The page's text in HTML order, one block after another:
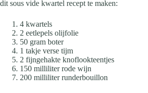
dit sous vide kwartel recept te maken:
4 kwartels
2 eetlepels olijfolie
50 gram boter
1 takje verse tijm
2 fijngehakte knoflookteentjes
150 milliliter rode wijn
200 milliliter runderbouillon